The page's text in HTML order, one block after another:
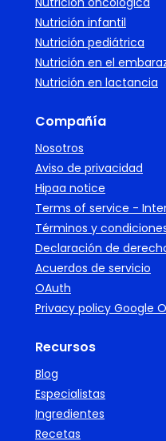
Nutrición infantil
Nutrición pediátrica
Nutrición en el
Nutrición en lactancia
Compañía
Nosotros
Aviso de privacidad
Hipaa notice
Terms of service -
Términos y
Declaración de
Acuerdos de servicio
OAuth
Privacy policy Google
Recursos
Blog
Especialistas
Ingredientes
Recetas